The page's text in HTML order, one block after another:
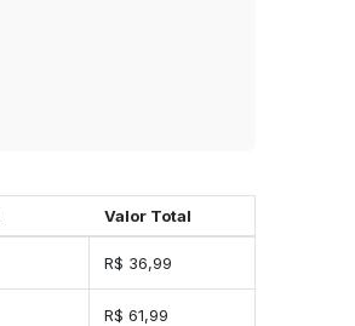
Valor Total
R$ 36,99
R$ 61,99